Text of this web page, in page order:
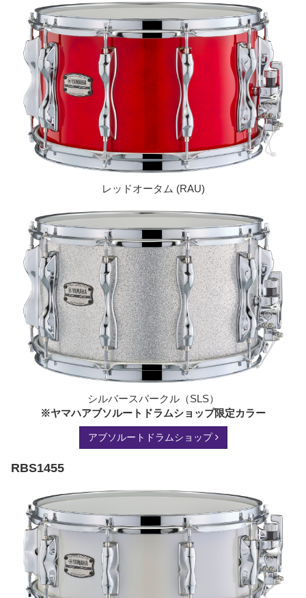
レッドオータム (RAU)
シルバースパークル（SLS）
※ヤマハアブソルートドラムショップ限定カラー
アブソルートドラムショップ
RBS1455